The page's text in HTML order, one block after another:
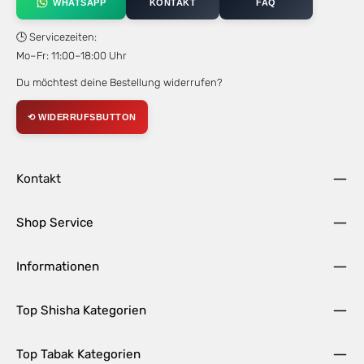
WHATSAPP KONTAKT FAQ
🕒 Servicezeiten:
Mo–Fr: 11:00–18:00 Uhr
Du möchtest deine Bestellung widerrufen?
⟲ WIDERRUFSBUTTON
Kontakt
Shop Service
Informationen
Top Shisha Kategorien
Top Tabak Kategorien